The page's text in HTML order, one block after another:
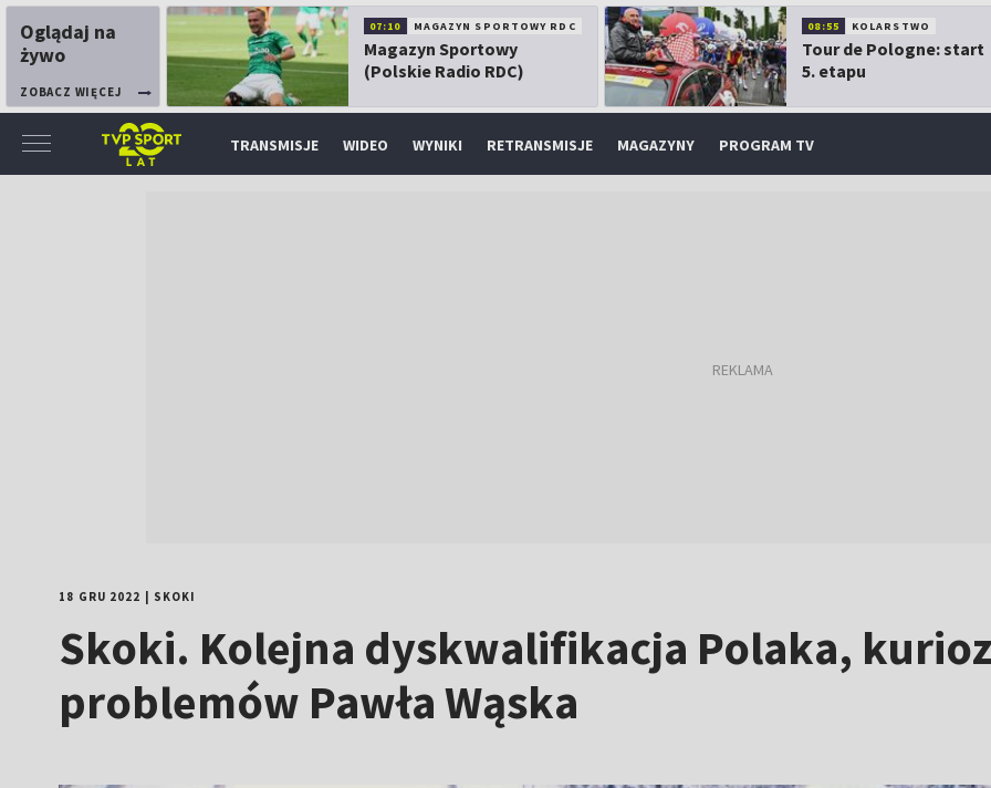
Oglądaj na
żywo
ZOBACZ WIĘCEJ
07:10 MAGAZYN SPORTOWY RDC
Magazyn Sportowy
(Polskie Radio RDC)
08:55 KOLARSTWO
Tour de Pologne: start
5. etapu
TRANSMISJE WIDEO WYNIKI RETRANSMISJE MAGAZYNY PROGRAM TV
18 GRU 2022 SKOKI
Skoki. Kolejna dyskwalifikacja Polaka,
problemów Pawła Wąska